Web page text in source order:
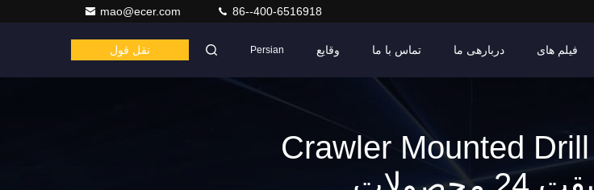
mao@ecer.com 86--400-6516918
فیلم های دربارهی ما تماس با ما وقایع Persian نقل قول
کلمات کلیدی [ Crawler Mounted Drill